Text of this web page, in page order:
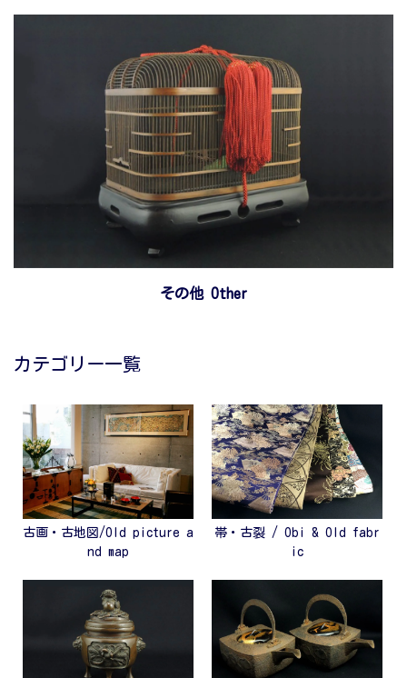
その他 Other
カテゴリー一覧
古画・古地図/Old picture a
nd map
帯・古裂 / Obi & Old fabr
ic